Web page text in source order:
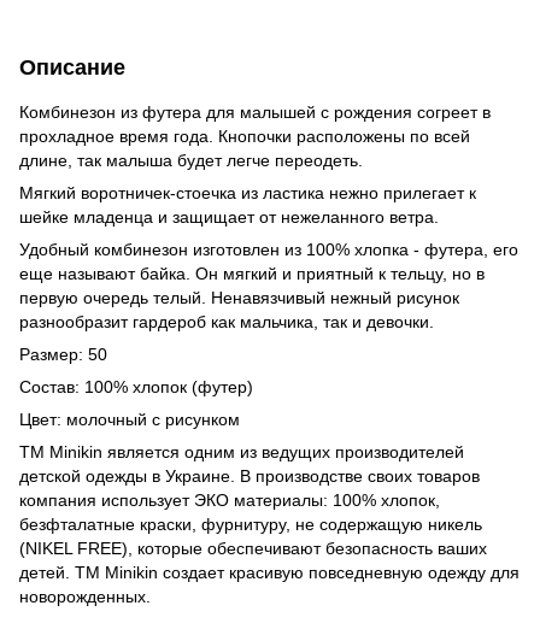
Описание
Комбинезон из футера для малышей с рождения согреет в
прохладное время года. Кнопочки расположены по всей
длине, так малыша будет легче переодеть.
Мягкий воротничек-стоечка из ластика нежно прилегает к
шейке младенца и защищает от нежеланного ветра.
Удобный комбинезон изготовлен из 100% хлопка - футера, его
еще называют байка. Он мягкий и приятный к тельцу, но в
первую очередь телый. Ненавязчивый нежный рисунок
разнообразит гардероб как мальчика, так и девочки.
Размер: 50
Состав: 100% хлопок (футер)
Цвет: молочный с рисунком
ТМ Minikin является одним из ведущих производителей
детской одежды в Украине. В производстве своих товаров
компания использует ЭКО материалы: 100% хлопок,
безфталатные краски, фурнитуру, не содержащую никель
(NIKEL FREE), которые обеспечивают безопасность ваших
детей. ТМ Minikin создает красивую повседневную одежду для
новорожденных.